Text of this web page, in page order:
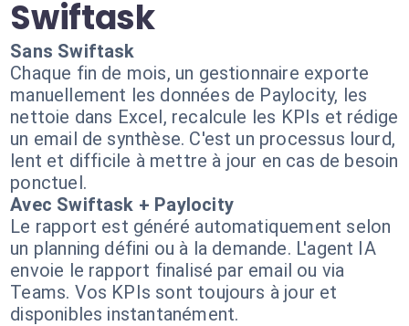
Swiftask
Sans Swiftask
Chaque fin de mois, un gestionnaire exporte
manuellement les données de Paylocity, les
nettoie dans Excel, recalcule les KPIs et rédige
un email de synthèse. C'est un processus lourd,
lent et difficile à mettre à jour en cas de besoin
ponctuel.
Avec Swiftask + Paylocity
Le rapport est généré automatiquement selon
un planning défini ou à la demande. L'agent IA
envoie le rapport finalisé par email ou via
Teams. Vos KPIs sont toujours à jour et
disponibles instantanément.